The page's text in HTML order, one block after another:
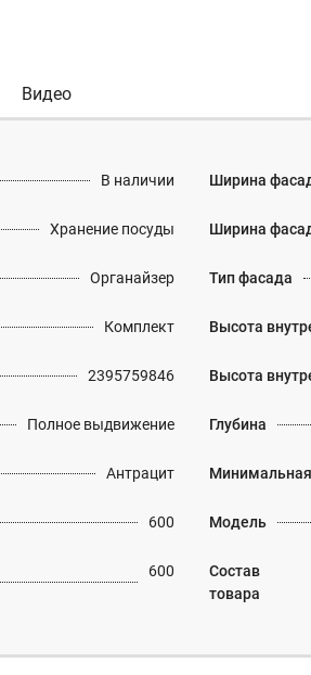
Видео
В наличии
Хранение посуды
Органайзер
Комплект
2395759846
Полное выдвижение
Антрацит
600
600
Ширина
Ширина
Тип фасада
Высота
Высота
Глубина
Минимальная
Модель
Состав
товара